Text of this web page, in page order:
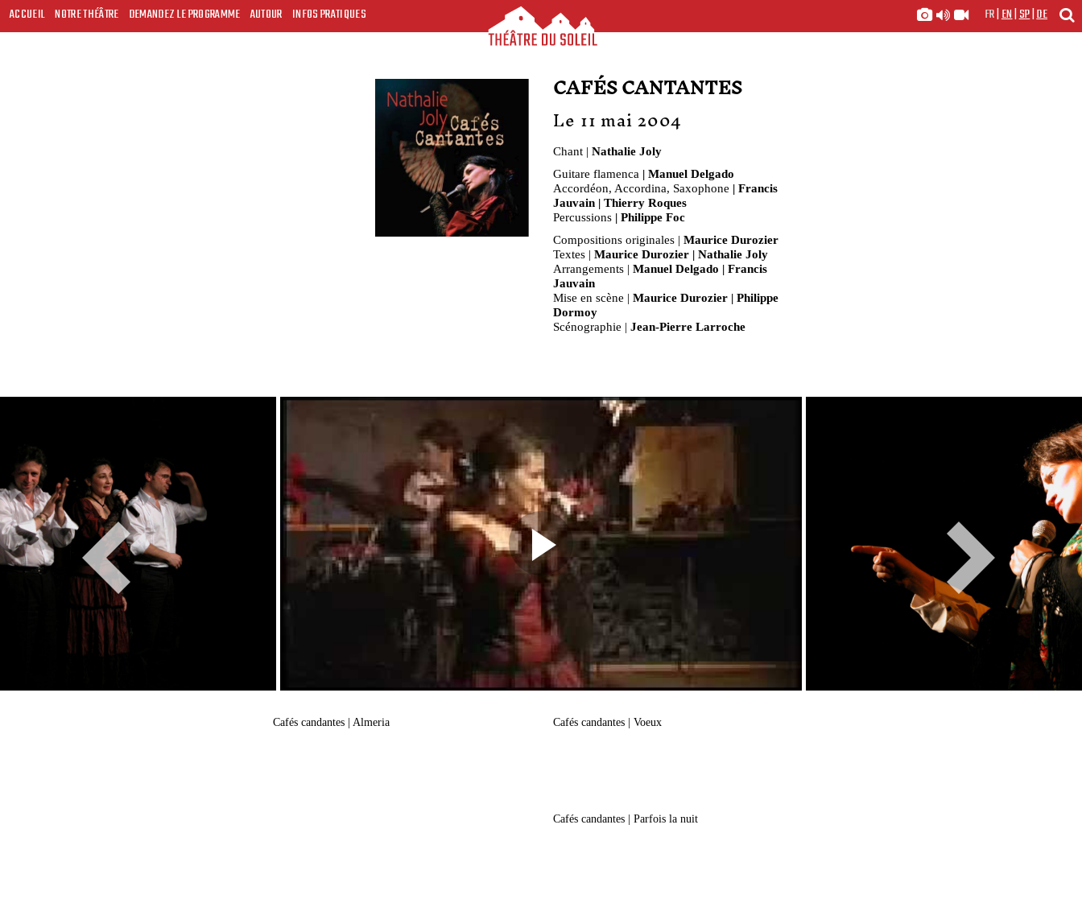
ACCUEIL NOTRE THÉÂTRE DEMANDEZ LE PROGRAMME AUTOUR INFOS PRATIQUES FR|EN|SP|DE
CAFÉS CANTANTES
Le 11 mai 2004
Chant | Nathalie Joly
Guitare flamenca | Manuel Delgado
Accordéon, Accordina, Saxophone | Francis
Jauvain | Thierry Roques
Percussions | Philippe Foc
Compositions originales | Maurice Durozier
Textes | Maurice Durozier | Nathalie Joly
Arrangements | Manuel Delgado | Francis
Jauvain
Mise en scène | Maurice Durozier | Philippe
Dormoy
Scénographie | Jean-Pierre Larroche
Cafés candantes | Almeria Cafés candantes | Voeux
Cafés candantes | Parfois la nuit